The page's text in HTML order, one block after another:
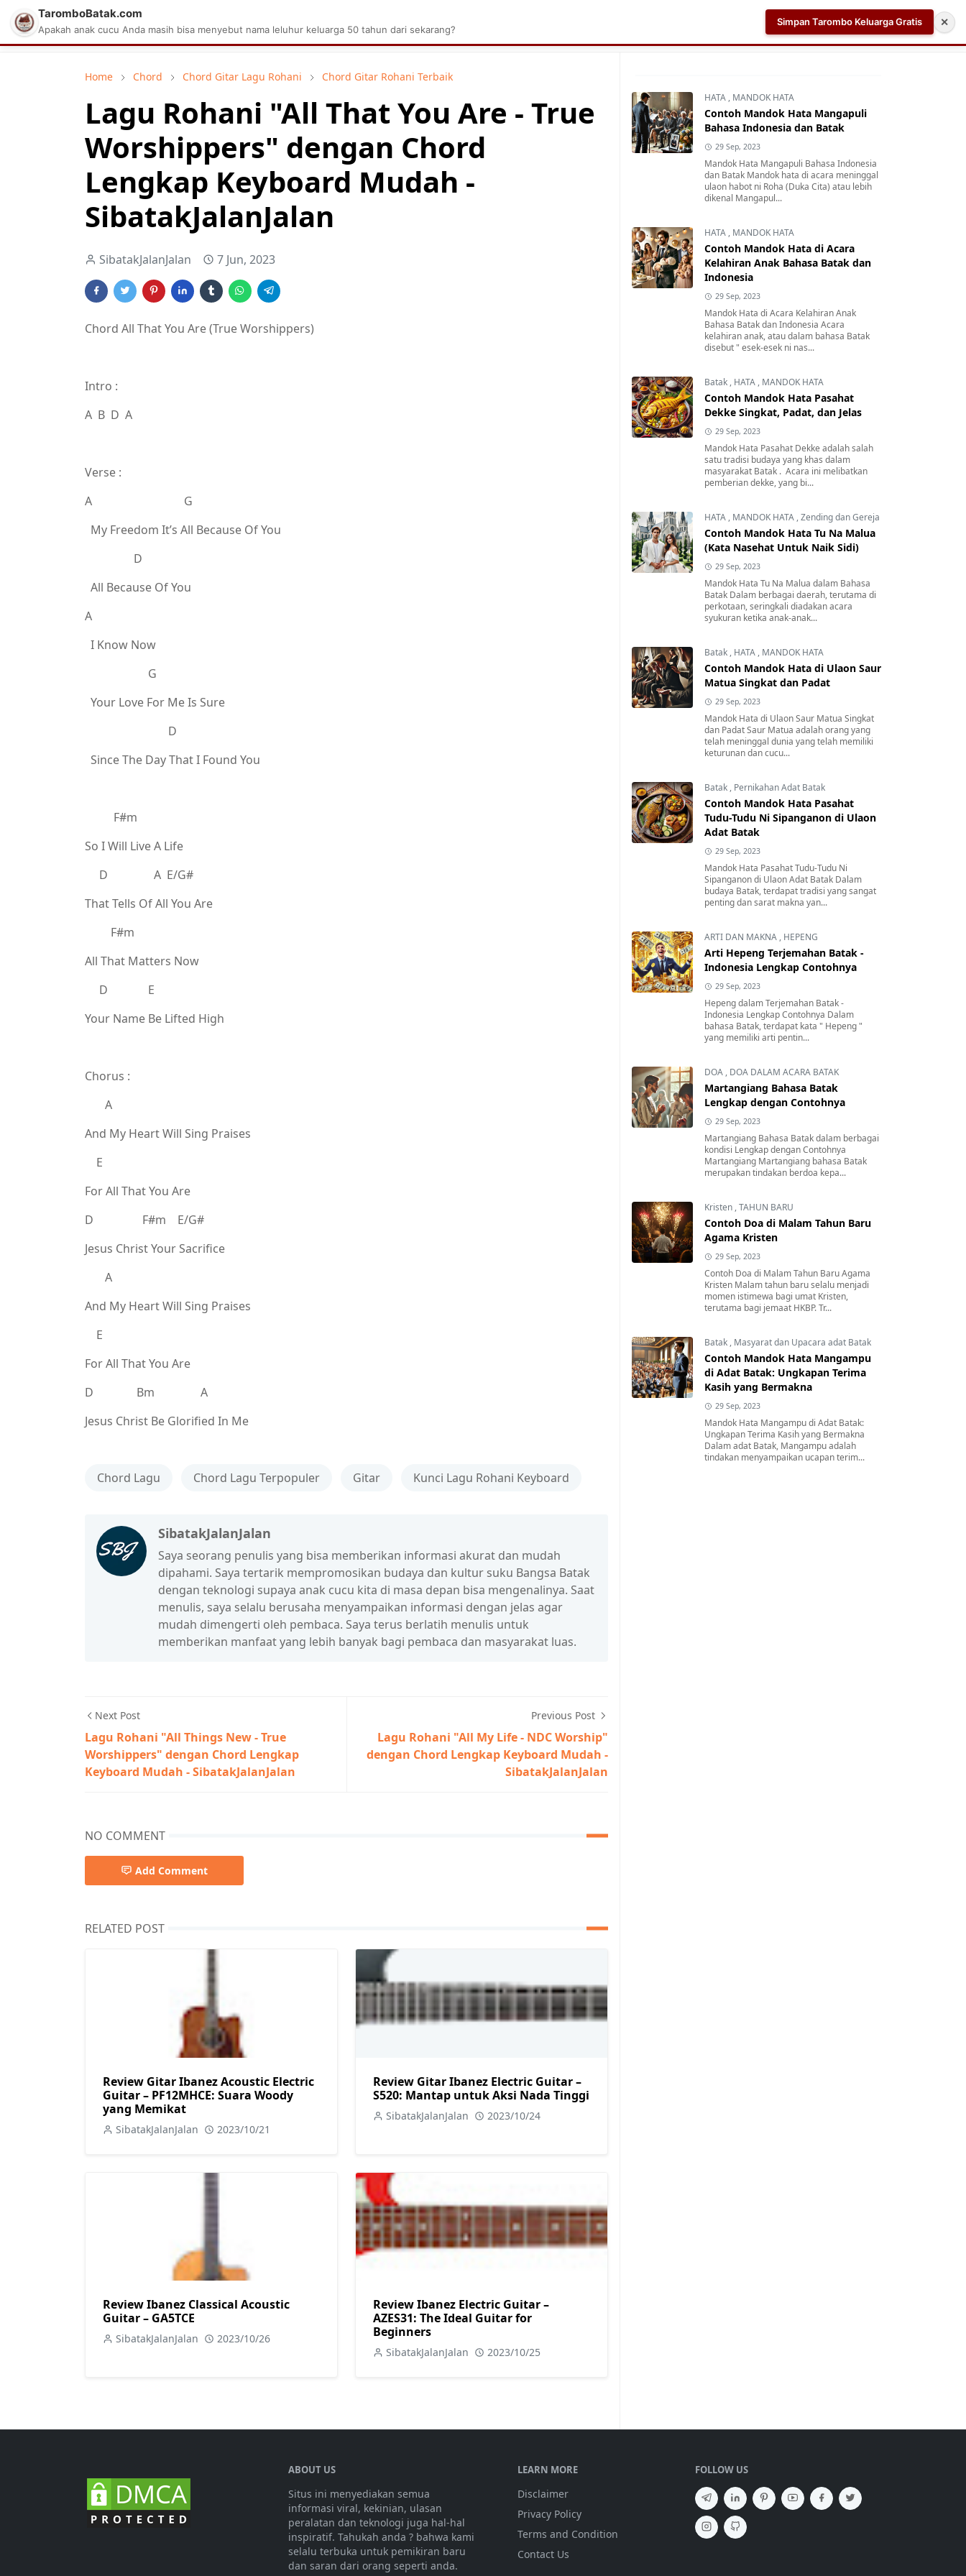
Matius Celcius Sinaga Aplikasi Pabrik Kelapa Sawit Tarombo Batak Aplikasi AI Teleprompter dan Pembuat Skrip Video
Home Chord Chord Gitar Lagu Rohani Chord Gitar Rohani Terbaik
Lagu Rohani "All That You Are - True
Worshippers" dengan Chord
Lengkap Keyboard Mudah -
SibatakJalanJalan
SibatakJalanJalan 7 Jun, 2023
Chord All That You Are (True Worshippers)
Intro :
A B D A
Verse :
A G
My Freedom It’s All Because Of You
D
All Because Of You
A
I Know Now
G
Your Love For Me Is Sure
D
Since The Day That I Found You
F#m
So I Will Live A Life
D A E/G#
That Tells Of All You Are
F#m
All That Matters Now
D E
Your Name Be Lifted High
Chorus :
A
And My Heart Will Sing Praises
E
For All That You Are
D F#m E/G#
Jesus Christ Your Sacrifice
A
And My Heart Will Sing Praises
E
For All That You Are
D Bm A
Jesus Christ Be Glorified In Me
Chord Lagu Chord Lagu Terpopuler Gitar Kunci Lagu Rohani Keyboard
SibatakJalanJalan
Saya seorang penulis yang bisa memberikan informasi akurat dan mudah
dipahami. Saya tertarik mempromosikan budaya dan kultur suku Bangsa Batak
dengan teknologi supaya anak cucu kita di masa depan bisa mengenalinya. Saat
menulis, saya selalu berusaha menyampaikan informasi dengan jelas agar
mudah dimengerti oleh pembaca. Saya terus berlatih menulis untuk
memberikan manfaat yang lebih banyak bagi pembaca dan masyarakat luas.
Next Post
Lagu Rohani "All Things New - True
Worshippers" dengan Chord Lengkap
Keyboard Mudah - SibatakJalanJalan
Previous Post
Lagu Rohani "All My Life - NDC Worship"
dengan Chord Lengkap Keyboard Mudah -
SibatakJalanJalan
NO COMMENT
Add Comment
RELATED POST
Review Gitar Ibanez Acoustic Electric
Guitar – PF12MHCE: Suara Woody
yang Memikat
SibatakJalanJalan 2023/10/21
Review Gitar Ibanez Electric Guitar –
S520: Mantap untuk Aksi Nada Tinggi
SibatakJalanJalan 2023/10/24
Review Ibanez Classical Acoustic
Guitar – GA5TCE
SibatakJalanJalan 2023/10/26
Review Ibanez Electric Guitar –
AZES31: The Ideal Guitar for
Beginners
SibatakJalanJalan 2023/10/25
HATA , MANDOK HATA
Contoh Mandok Hata Mangapuli
Bahasa Indonesia dan Batak
29 Sep, 2023
Mandok Hata Mangapuli Bahasa Indonesia
dan Batak Mandok hata di acara meninggal
ulaon habot ni Roha (Duka Cita) atau lebih
dikenal Mangapul...
HATA , MANDOK HATA
Contoh Mandok Hata di Acara
Kelahiran Anak Bahasa Batak dan
Indonesia
29 Sep, 2023
Mandok Hata di Acara Kelahiran Anak
Bahasa Batak dan Indonesia Acara
kelahiran anak, atau dalam bahasa Batak
disebut " esek-esek ni nas...
Batak , HATA , MANDOK HATA
Contoh Mandok Hata Pasahat
Dekke Singkat, Padat, dan Jelas
29 Sep, 2023
Mandok Hata Pasahat Dekke adalah salah
satu tradisi budaya yang khas dalam
masyarakat Batak . Acara ini melibatkan
pemberian dekke, yang bi...
HATA , MANDOK HATA ,Zending dan Gereja
Contoh Mandok Hata Tu Na Malua
(Kata Nasehat Untuk Naik Sidi)
29 Sep, 2023
Mandok Hata Tu Na Malua dalam Bahasa
Batak Dalam berbagai daerah, terutama di
perkotaan, seringkali diadakan acara
syukuran ketika anak-anak...
Batak , HATA , MANDOK HATA
Contoh Mandok Hata di Ulaon Saur
Matua Singkat dan Padat
29 Sep, 2023
Mandok Hata di Ulaon Saur Matua Singkat
dan Padat Saur Matua adalah orang yang
telah meninggal dunia yang telah memiliki
keturunan dan cucu...
Batak , Pernikahan Adat Batak
Contoh Mandok Hata Pasahat
Tudu-Tudu Ni Sipanganon di Ulaon
Adat Batak
29 Sep, 2023
Mandok Hata Pasahat Tudu-Tudu Ni
Sipanganon di Ulaon Adat Batak Dalam
budaya Batak, terdapat tradisi yang sangat
penting dan sarat makna yan...
ARTI DAN MAKNA , HEPENG
Arti Hepeng Terjemahan Batak -
Indonesia Lengkap Contohnya
29 Sep, 2023
Hepeng dalam Terjemahan Batak -
Indonesia Lengkap Contohnya Dalam
bahasa Batak, terdapat kata " Hepeng "
yang memiliki arti pentin...
DOA , DOA DALAM ACARA BATAK
Martangiang Bahasa Batak
Lengkap dengan Contohnya
29 Sep, 2023
Martangiang Bahasa Batak dalam berbagai
kondisi Lengkap dengan Contohnya
Martangiang Martangiang bahasa Batak
merupakan tindakan berdoa kepa...
Kristen ,TAHUN BARU
Contoh Doa di Malam Tahun Baru
Agama Kristen
29 Sep, 2023
Contoh Doa di Malam Tahun Baru Agama
Kristen Malam tahun baru selalu menjadi
momen istimewa bagi umat Kristen,
terutama bagi jemaat HKBP. Tr...
Batak , Masyarat dan Upacara adat Batak
Contoh Mandok Hata Mangampu
di Adat Batak: Ungkapan Terima
Kasih yang Bermakna
29 Sep, 2023
Mandok Hata Mangampu di Adat Batak:
Ungkapan Terima Kasih yang Bermakna
Dalam adat Batak, Mangampu adalah
tindakan menyampaikan ucapan terim...
ABOUT US
Situs ini menyediakan semua
informasi viral, kekinian, ulasan
peralatan dan teknologi juga hal-hal
inspiratif. Tahukah anda ? bahwa kami
selalu terbuka untuk pemikiran baru
dan saran dari orang seperti anda.
LEARN MORE
Disclaimer
Privacy Policy
Terms and Condition
Contact Us
FOLLOW US
TaromboBatak.com
Apakah anak cucu Anda masih bisa menyebut nama leluhur keluarga 50 tahun dari sekarang?
Simpan Tarombo Keluarga Gratis ✕